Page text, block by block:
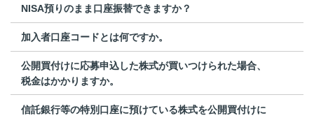
NISA預りのまま口座振替できますか？
加入者口座コードとは何ですか。
公開買付けに応募申込した株式が買いつけられた場合、
税金はかかりますか。
信託銀行等の特別口座に預けている株式を公開買付けに